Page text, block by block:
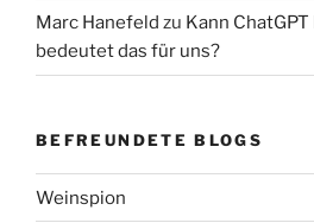
Marc Hanefeld zu Kann
bedeutet das für uns?
BEFREUNDETE BLOGS
Weinspion